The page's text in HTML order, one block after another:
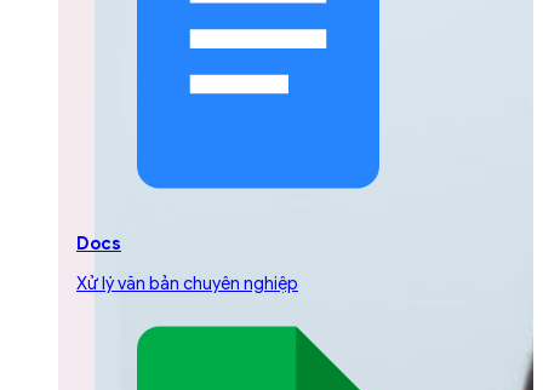
Docs
Xử lý văn bản chuyên nghiệp